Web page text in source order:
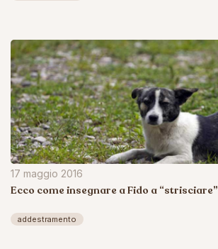
17 maggio 2016
Ecco come insegnare a Fido a “strisciare”
addestramento